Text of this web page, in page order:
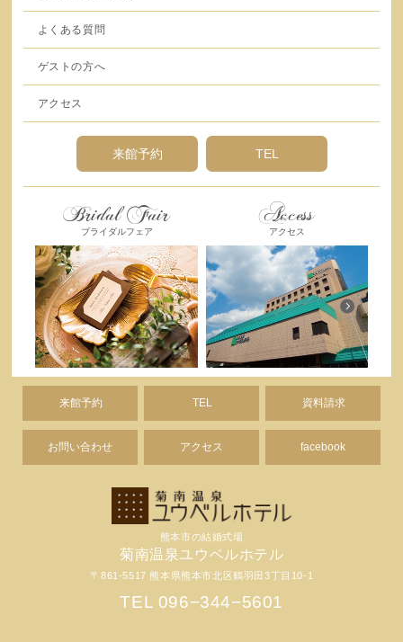
よくある質問
ゲストの方へ
アクセス
来館予約 TEL
Bridal Fair
ブライダルフェア
Access
アクセス
来館予約 TEL 資料請求
お問い合わせ アクセス facebook
熊本市の結婚式場
菊南温泉ユウベルホテル
〒861-5517 熊本県熊本市北区鶴羽田3丁目10-1
TEL 096−344−5601